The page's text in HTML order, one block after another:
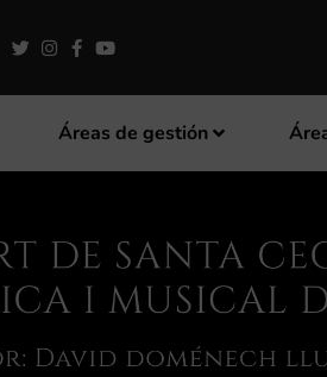
Áreas de gestión